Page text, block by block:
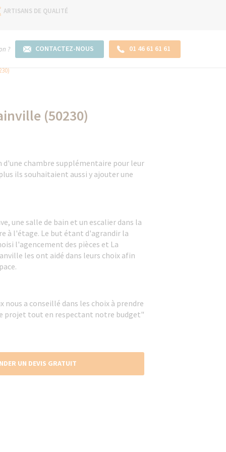
ARTISANS DE QUALITÉ
? CONTACTEZ-NOUS 01 46 61 61 61
(50230)
d'une chambre supplémentaire pour leur
ils souhaitaient aussi y ajouter une
une salle de bain et un escalier dans la
à l'étage. Le but étant d'agrandir la
l'agencement des pièces et La
les ont aidé dans leurs choix afin
a conseillé dans les choix à prendre
projet tout en respectant notre budget"
UN DEVIS GRATUIT